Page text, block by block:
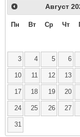
Август
Пн Вт Ср Чт
3 4 5 6
10 11 12 13
17 18 19 20
24 25 26 27
31